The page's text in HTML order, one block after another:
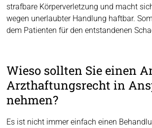
strafbare Körperverletzung und macht
wegen unerlaubter Handlung haftbar.
dem Patienten für den entstandenen
Wieso sollten Sie einen
Arzthaftungsrecht in
nehmen?
Es ist nicht immer einfach einen